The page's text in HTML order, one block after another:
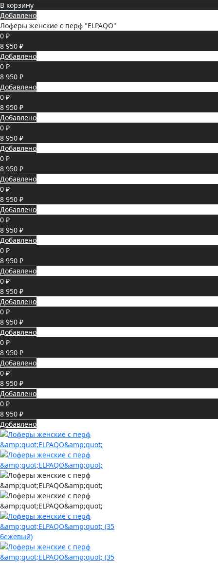
В корзину
Добавлено
Лоферы женские с перф "ELPAQO"
0 ₽
8 950 ₽
Добавлено
0 ₽
8 950 ₽
Добавлено
0 ₽
8 950 ₽
Добавлено
0 ₽
8 950 ₽
Добавлено
0 ₽
8 950 ₽
Добавлено
0 ₽
8 950 ₽
Добавлено
0 ₽
8 950 ₽
Добавлено
0 ₽
8 950 ₽
Добавлено
0 ₽
8 950 ₽
Добавлено
0 ₽
8 950 ₽
Добавлено
0 ₽
8 950 ₽
Добавлено
0 ₽
8 950 ₽
Добавлено
0 ₽
8 950 ₽
Добавлено